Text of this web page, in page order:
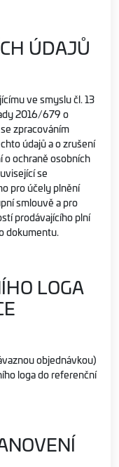
ÚDAJŮ
ve smyslu čl. 13
2016/679 o
zpracováním
údajů a o zrušení
ochraně osobních
se
pro účely plnění
smlouvě a pro
prodávajícího plní
dokumentu.
LOGA
objednávkou)
loga do referenční